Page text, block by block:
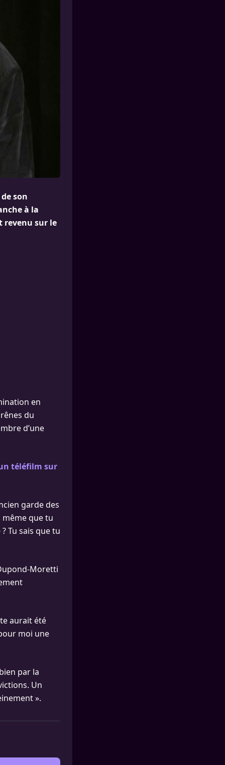
son
à la
revenu sur le
en
du
d’une
téléfilm sur
garde des
même que tu
Tu sais que tu
Moretti
aurait été
moi une
par la
Un
».